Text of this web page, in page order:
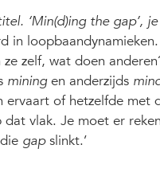
‘Min(d)ing the gap’,
in
zelf, wat doen
miningen anderzijds
ervaart of hetzelfde
vlak. Je moet er
gapslinkt.’